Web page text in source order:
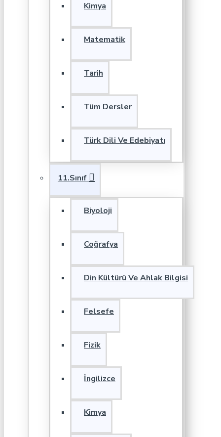
Kimya
Matematik
Tarih
Tüm Dersler
Türk Dili Ve Edebiyatı
11.Sınıf
Biyoloji
Coğrafya
Din Kültürü Ve Ahlak Bilgisi
Felsefe
Fizik
İngilizce
Kimya